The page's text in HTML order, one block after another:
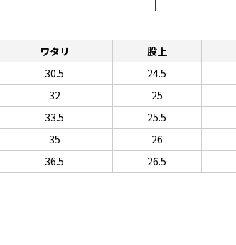
ワタリ 股上
30.5 24.5
32 25
33.5 25.5
35 26
36.5 26.5